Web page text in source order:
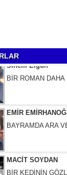
EMİR
MACİT SOYDAN
Aybüke Bafralıoğlu